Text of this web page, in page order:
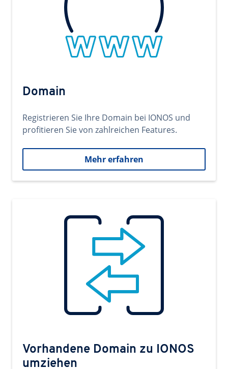
Domain
Registrieren Sie Ihre Domain bei IONOS und
profitieren Sie von zahlreichen Features.
Mehr erfahren
Vorhandene Domain zu IONOS
umziehen